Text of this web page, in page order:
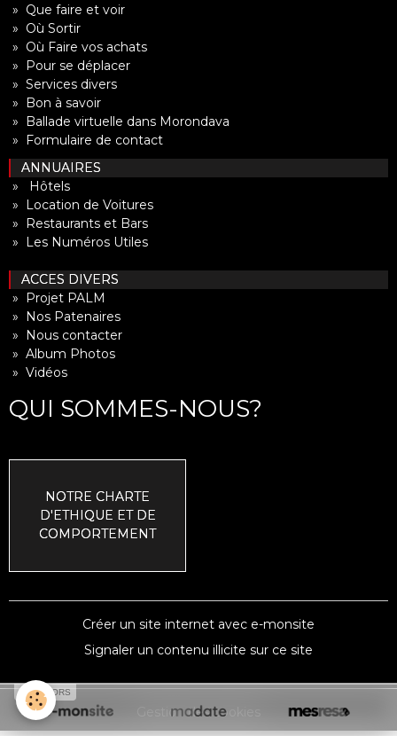
» Que faire et voir
» Où Sortir
» Où Faire vos achats
» Pour se déplacer
» Services divers
» Bon à savoir
» Ballade virtuelle dans Morondava
» Formulaire de contact
ANNUAIRES
» Hôtels
» Location de Voitures
» Restaurants et Bars
» Les Numéros Utiles
ACCES DIVERS
» Projet PALM
» Nos Patenaires
» Nous contacter
» Album Photos
» Vidéos
QUI SOMMES-NOUS?
NOTRE CHARTE
D'ETHIQUE ET DE
COMPORTEMENT
Créer un site internet avec e-monsite
Signaler un contenu illicite sur ce site
Gestion des cookies
SPONSORS